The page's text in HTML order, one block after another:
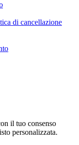
di cancellazione
il tuo consenso
personalizzata.